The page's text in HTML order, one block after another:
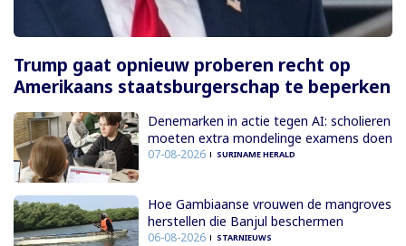
Trump gaat opnieuw proberen recht op
Amerikaans staatsburgerschap te beperken
Denemarken in actie tegen AI: scholieren
moeten extra mondelinge examens doen
07-08-2026 SURINAME HERALD
Hoe Gambiaanse vrouwen de mangroves
herstellen die Banjul beschermen
06-08-2026 STARNIEUWS